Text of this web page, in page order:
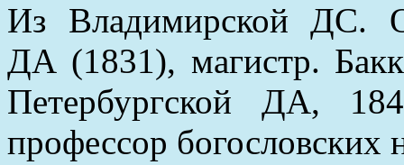
Из Владимирской ДС.
ДА (1831), магистр.
Петербургской ДА,
профессор богословских